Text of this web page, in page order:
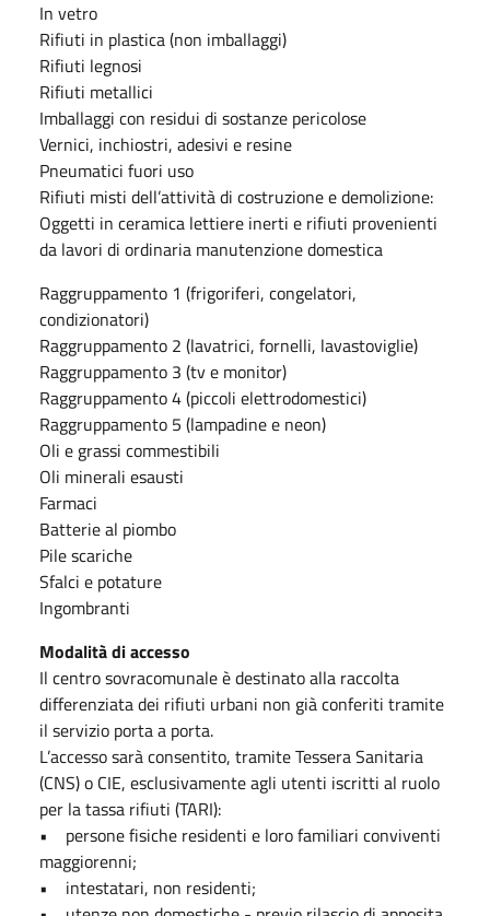
In vetro
Rifiuti in plastica (non imballaggi)
Rifiuti legnosi
Rifiuti metallici
Imballaggi con residui di sostanze pericolose
Vernici, inchiostri, adesivi e resine
Pneumatici fuori uso
Rifiuti misti dell’attività di costruzione e demolizione:
Oggetti in ceramica lettiere inerti e rifiuti provenienti
da lavori di ordinaria manutenzione domestica
Raggruppamento 1 (frigoriferi, congelatori,
condizionatori)
Raggruppamento 2 (lavatrici, fornelli, lavastoviglie)
Raggruppamento 3 (tv e monitor)
Raggruppamento 4 (piccoli elettrodomestici)
Raggruppamento 5 (lampadine e neon)
Oli e grassi commestibili
Oli minerali esausti
Farmaci
Batterie al piombo
Pile scariche
Sfalci e potature
Ingombranti
Modalità di accesso
Il centro sovracomunale è destinato alla raccolta
differenziata dei rifiuti urbani non già conferiti tramite
il servizio porta a porta.
L’accesso sarà consentito, tramite Tessera Sanitaria
(CNS) o CIE, esclusivamente agli utenti iscritti al ruolo
per la tassa rifiuti (TARI):
• persone fisiche residenti e loro familiari conviventi
maggiorenni;
• intestatari, non residenti;